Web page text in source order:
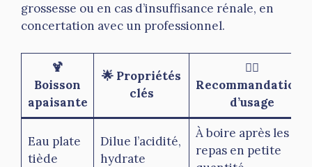
grossesse ou en cas d’insuffisance rénale, en
concertation avec un professionnel.
🍹
Boisson
apaisante
🌟 Propriétés
clés
👨‍⚕️
Recommandations
d’usage
Eau plate
tiède
Dilue l’acidité,
hydrate
À boire après les
repas en petite